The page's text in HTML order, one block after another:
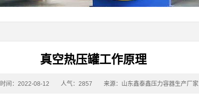
真空热压罐工作原理
间：2022-08-12 人气：2857 来源：山东鑫泰鑫压力容器生产厂家